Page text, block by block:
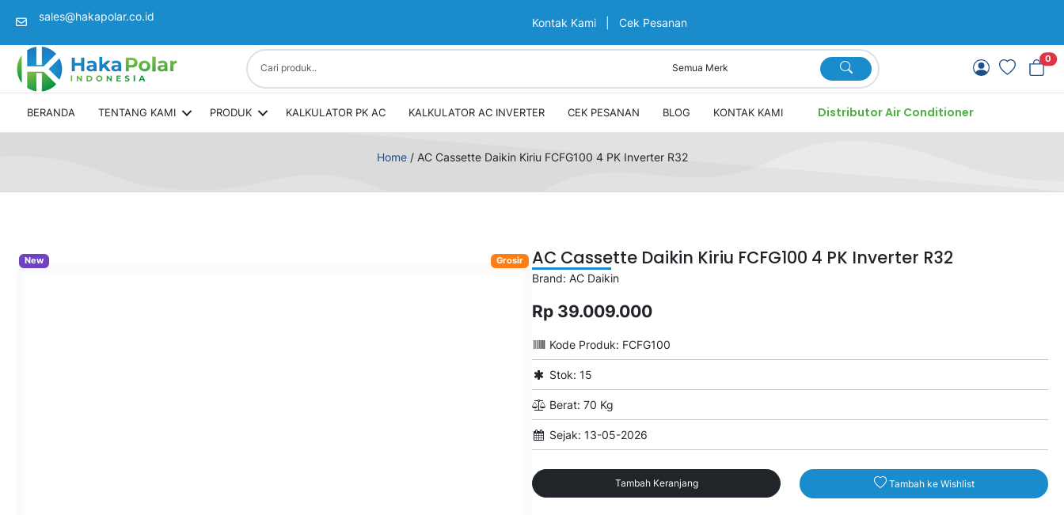
sales@hakapolar.co.id
(opens in new tab)
Kontak Kami Cek Pesanan
0
BERANDA TENTANG KAMI PRODUK KALKULATOR PK AC KALKULATOR AC INVERTER CEK PESANAN BLOG KONTAK KAMI Distributor Air Conditioner
Home/ AC Cassette Daikin Kiriu FCFG100 4 PK Inverter R32
New Grosir AC Cassette Daikin Kiriu FCFG100 4 PK Inverter R32
Brand: AC Daikin
Rp 39.009.000
Kode Produk: FCFG100
Stok: 15
Berat: 70 Kg
Sejak: 13-05-2026
Tambah Keranjang Tambah ke Wishlist